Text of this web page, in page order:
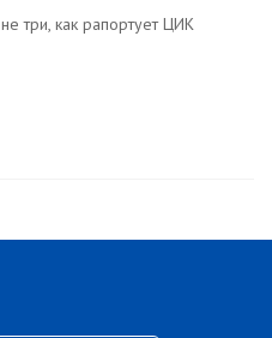
три, как рапортует ЦИК